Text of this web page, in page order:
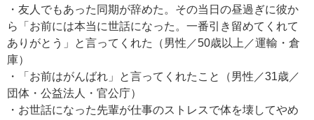
・友人でもあった同期が辞めた。その当日の昼過ぎに彼か
ら「お前には本当に世話になった。一番引き留めてくれて
ありがとう」と言ってくれた（男性／50歳以上／運輸・倉
庫）
・「お前はがんばれ」と言ってくれたこと（男性／31歳／
団体・公益法人・官公庁）
・お世話になった先輩が仕事のストレスで体を壊してやめ